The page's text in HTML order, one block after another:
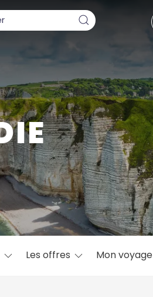
Les offres Mon voyage
Août
Septembre